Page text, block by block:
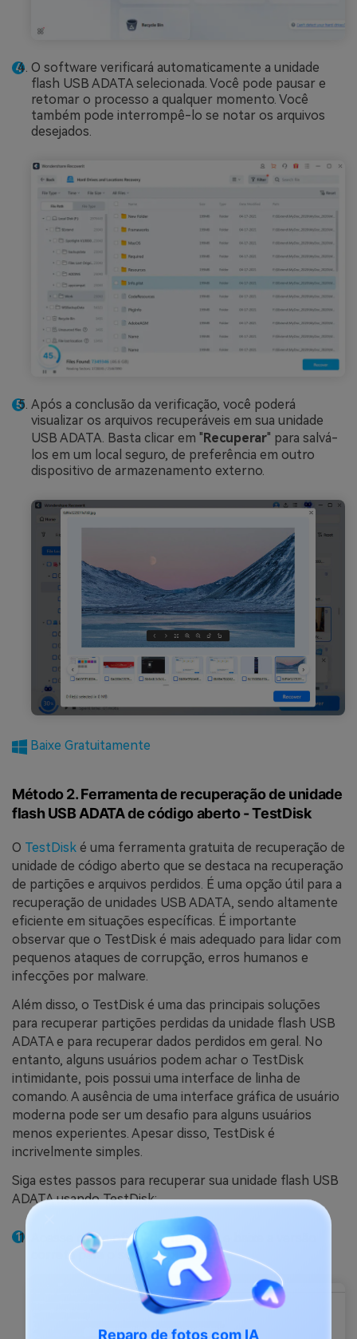
O software verificará automaticamente a unidade
flash USB ADATA selecionada. Você pode pausar e
retomar o processo a qualquer momento. Você
também pode interrompê-lo se notar os arquivos
desejados.
Após a conclusão da verificação, você poderá
visualizar os arquivos recuperáveis em sua unidade
USB ADATA. Basta clicar em " Recuperar" para salvá-
los em um local seguro, de preferência em outro
dispositivo de armazenamento externo.
Baixe Gratuitamente
Método 2. Ferramenta de recuperação de unidade
flash USB ADATA de código aberto - TestDisk
O TestDisk é uma ferramenta gratuita de recuperação de
unidade de código aberto que se destaca na recuperação
de partições e arquivos perdidos. É uma opção útil para a
recuperação de unidades USB ADATA, sendo altamente
eficiente em situações específicas. É importante
observar que o TestDisk é mais adequado para lidar com
pequenos ataques de corrupção, erros humanos e
infecções por malware.
Além disso, o TestDisk é uma das principais soluções
para recuperar partições perdidas da unidade flash USB
ADATA e para recuperar dados perdidos em geral. No
entanto, alguns usuários podem achar o TestDisk
intimidante, pois possui uma interface de linha de
comando. A ausência de uma interface gráfica de usuário
moderna pode ser um desafio para alguns usuários
menos experientes. Apesar disso, TestDisk é
incrivelmente simples.
Siga estes passos para recuperar sua unidade flash USB
ADATA usando TestDisk:
Acesse osite oficial
do TestDisk e baixe a versão
correta para o seu computador.